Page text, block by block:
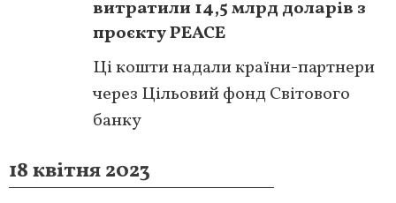
витратили 14,5 млрд доларів з
проєкту PEACE
Ці кошти надали країни-партнери
через Цільовий фонд Світового
банку
18 квітня 2023